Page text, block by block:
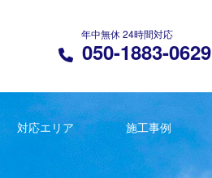
年中無休 24時間対応
050-1883-0629
対応エリア 施工事例